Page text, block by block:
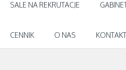
SALE NA REKRUTACJE
CENNIK O NAS KONTAKT